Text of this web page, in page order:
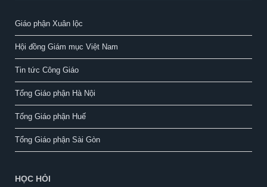
Giáo phận Xuân lộc
Hội đồng Giám mục Việt Nam
Tin tức Công Giáo
Tổng Giáo phận Hà Nội
Tổng Giáo phận Huế
Tổng Giáo phận Sài Gòn
HỌC HỎI